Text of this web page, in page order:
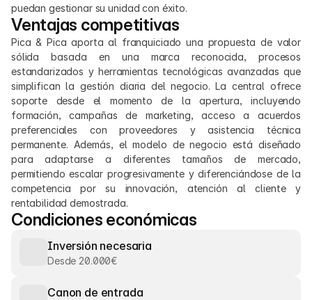
puedan gestionar su unidad con éxito.
Ventajas competitivas
Pica & Pica aporta al franquiciado una propuesta de valor
sólida basada en una marca reconocida, procesos
estandarizados y herramientas tecnológicas avanzadas que
simplifican la gestión diaria del negocio. La central ofrece
soporte desde el momento de la apertura, incluyendo
formación, campañas de marketing, acceso a acuerdos
preferenciales con proveedores y asistencia técnica
permanente. Además, el modelo de negocio está diseñado
para adaptarse a diferentes tamaños de mercado,
permitiendo escalar progresivamente y diferenciándose de la
competencia por su innovación, atención al cliente y
rentabilidad demostrada.
Condiciones económicas
Inversión necesaria
Desde 20.000€
Canon de entrada